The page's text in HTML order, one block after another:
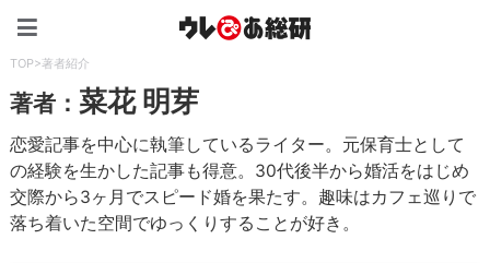
TOP>著者紹介
著者：菜花 明芽
恋愛記事を中心に執筆しているライター。元保育士として
の経験を生かした記事も得意。30代後半から婚活をはじめ
交際から3ヶ月でスピード婚を果たす。趣味はカフェ巡りで
落ち着いた空間でゆっくりすることが好き。